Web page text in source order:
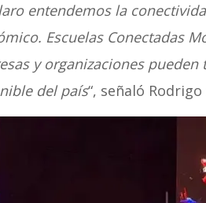
entendemos la
Escuelas Conectadas
y organizaciones
del país“, señaló